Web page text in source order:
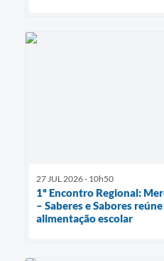
27 JUL 2026 - 10h50
1º Encontro Regional:
– Saberes e Sabores
alimentação escolar